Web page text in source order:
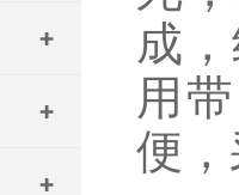
成
用
便